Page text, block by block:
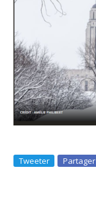
Tweeter Partager